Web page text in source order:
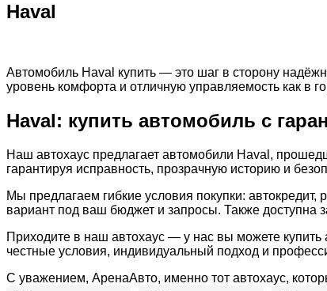
Haval
Автомобиль Haval купить — это шаг в сторону
уровень комфорта и отличную управляемость как в
Haval: купить автомобиль с
Наш автохаус предлагает автомобили Haval,
гарантируя исправность, прозрачную историю и
Мы предлагаем гибкие условия покупки:
вариант под ваш бюджет и запросы. Также доступна
Приходите в наш автохаус — у нас вы можете
честные условия, индивидуальный подход и
С уважением, АренаАвто, именно тот автохаус,